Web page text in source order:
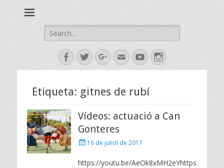
Search
for:
Facebook
TwitterGoogleplus
EmailYouTubeInstagram
Etiqueta: gitnes de rubí
Vídeos: actuació a Can
Gonteres
Posted16 de juliol de 2017
https://youtu.be/AeOk8xMH2eYhttps